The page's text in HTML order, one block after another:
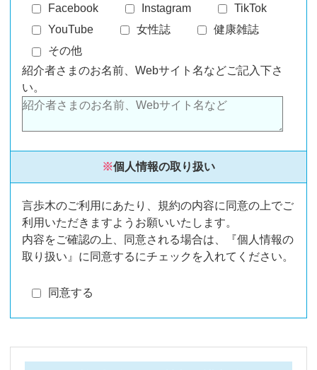
Facebook
Instagram
TikTok
YouTube
女性誌
健康雑誌
その他
紹介者さまのお名前、Webサイト名などご記入下さ
い。
※個人情報の取り扱い
言歩木のご利用にあたり、規約の内容に同意の上でご
利用いただきますようお願いいたします。
内容をご確認の上、同意される場合は、『個人情報の
取り扱い』に同意するにチェックを入れてください。
同意する